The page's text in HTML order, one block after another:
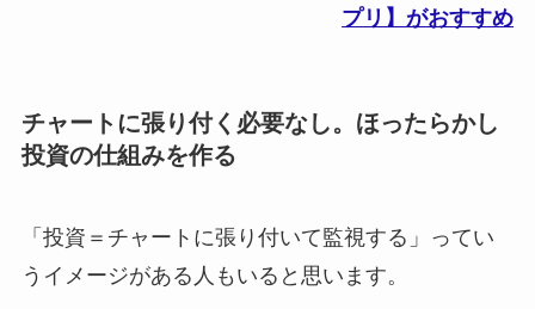
プリ】がおすすめ
チャートに張り付く必要なし。ほったらかし
投資の仕組みを作る
「投資＝チャートに張り付いて監視する」ってい
うイメージがある人もいると思います。